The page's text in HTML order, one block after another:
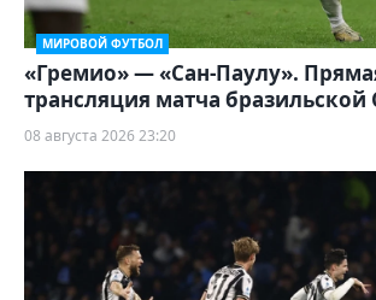
МИРОВОЙ ФУТБОЛ
«Гремио» — «Сан-Паулу».
трансляция матча бразильской
08 августа 2026 23:20